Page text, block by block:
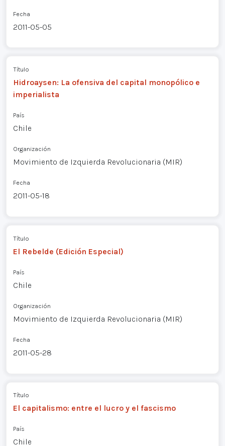
Fecha
2011-05-05
Título
Hidroaysen: La ofensiva del capital monopólico e
imperialista
País
Chile
Organización
Movimiento de Izquierda Revolucionaria (MIR)
Fecha
2011-05-18
Título
El Rebelde (Edición Especial)
País
Chile
Organización
Movimiento de Izquierda Revolucionaria (MIR)
Fecha
2011-05-28
Título
El capitalismo: entre el lucro y el fascismo
País
Chile